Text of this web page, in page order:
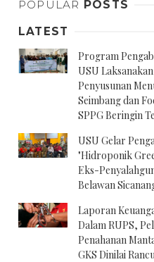
POPULAR POSTS
LATEST
Program
USU
Penyusunan
Seimbang dan
SPPG Beringin
USU Gelar
"Hidroponik
Eks-
Belawan
Laporan
Dalam RUPS,
Penahanan
GKS Dinilai Rancu